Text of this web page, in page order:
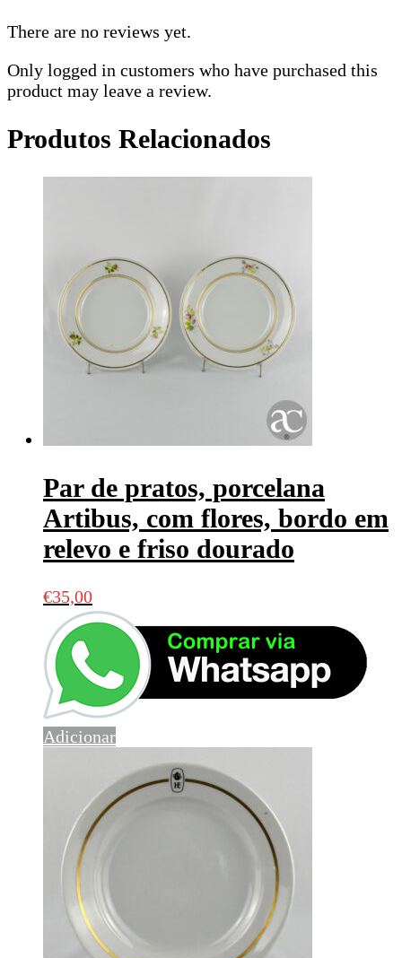
There are no reviews yet.
Only logged in customers who have purchased this
product may leave a review.
Produtos Relacionados
Par de pratos, porcelana
Artibus, com flores, bordo em
relevo e friso dourado
€35,00
Adicionar